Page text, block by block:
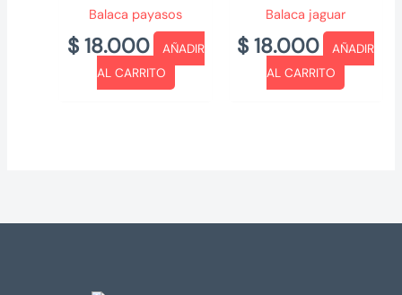
Balaca payasos
$18.000
AÑADIR
AL CARRITO
Balaca jaguar
$ 18.000
AÑADIR
AL CARRITO